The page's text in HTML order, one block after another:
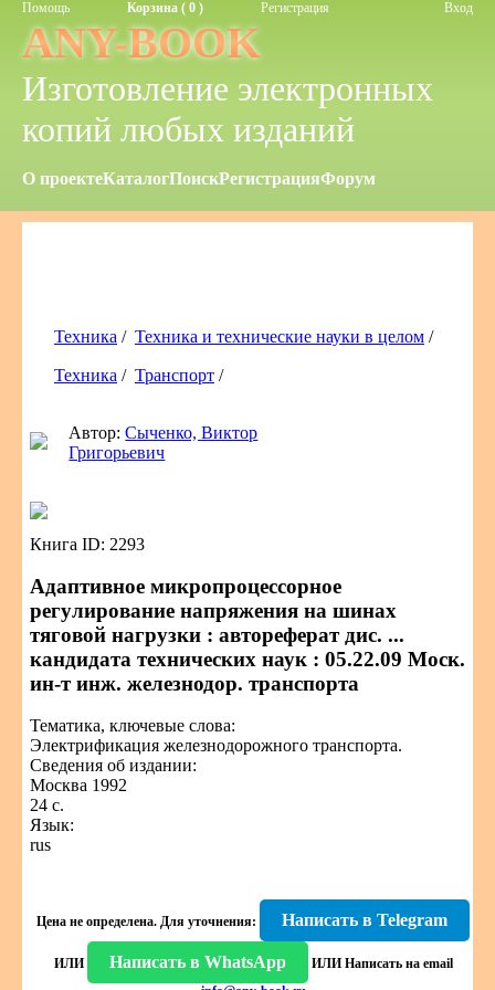
Помощь Корзина ( 0 ) Регистрация Вход
ANY-BOOK
Изготовление электронных
копий любых изданий
О проектеКаталогПоискРегистрацияФорум
Техника / Техника и технические науки в целом /
Техника / Транспорт /
Автор:Сыченко, Виктор
Григорьевич
Книга ID: 2293
Адаптивное микропроцессорное
регулирование напряжения на шинах
тяговой нагрузки : автореферат дис. ...
кандидата технических наук : 05.22.09 Моск.
ин-т инж. железнодор. транспорта
Тематика, ключевые слова:
Электрификация железнодорожного транспорта.
Сведения об издании:
Москва 1992
24 с.
Язык:
rus
Цена не определена. Для уточнения: Написать в Telegram
ИЛИ Написать в WhatsApp ИЛИ Написать на email